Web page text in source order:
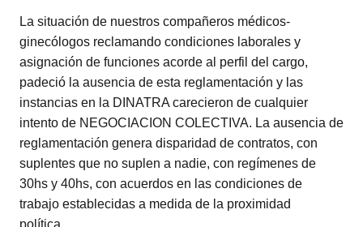
La situación de nuestros compañeros médicos-
ginecólogos reclamando condiciones laborales y
asignación de funciones acorde al perfil del cargo,
padeció la ausencia de esta reglamentación y las
instancias en la DINATRA carecieron de cualquier
intento de NEGOCIACION COLECTIVA. La ausencia de
reglamentación genera disparidad de contratos, con
suplentes que no suplen a nadie, con regímenes de
30hs y 40hs, con acuerdos en las condiciones de
trabajo establecidas a medida de la proximidad
política…